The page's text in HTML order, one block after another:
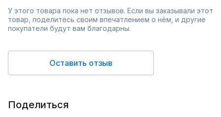
У этого товара пока нет отзывов. Если вы заказывали этот
товар, поделитесь своим впечатлением о нём, и другие
покупатели будут вам благодарны.
Оставить отзыв
Поделиться